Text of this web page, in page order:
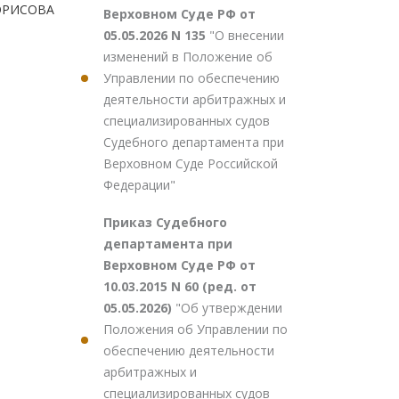
Верховном Суде РФ от
05.05.2026 N 135 "О внесении
изменений в Положение об
Управлении по обеспечению
деятельности арбитражных и
специализированных судов
Судебного департамента при
Верховном Суде Российской
Федерации"
Приказ Судебного
департамента при
Верховном Суде РФ от
10.03.2015 N 60 (ред. от
05.05.2026) "Об утверждении
Положения об Управлении по
обеспечению деятельности
арбитражных и
специализированных судов